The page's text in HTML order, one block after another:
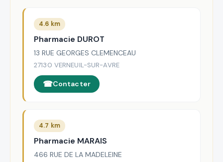
4.6 km
Pharmacie DUROT
13 RUE GEORGES CLEMENCEAU
27130 VERNEUIL-SUR-AVRE
Contacter
4.7 km
Pharmacie MARAIS
466 RUE DE LA MADELEINE